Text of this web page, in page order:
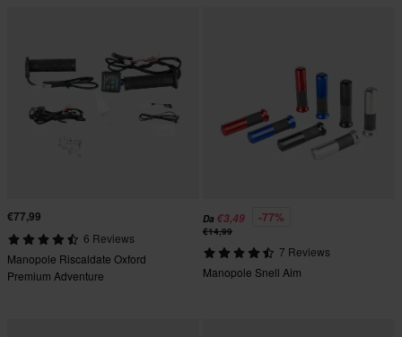
€77,99
6 Reviews
Manopole Riscaldate Oxford
Premium Adventure
Da €3,49 -77%
€14,99
7 Reviews
Manopole Snell Aim